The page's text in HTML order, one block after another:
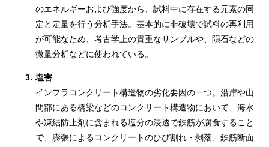
のエネルギーおよび強度から、試料中に存在する元素の同
定と定量を行う分析手法。基本的に非破壊で試料の再利用
が可能なため、考古学上の貴重なサンプルや、隕石などの
微量分析などに使われている。
3. 塩害
インフラコンクリート構造物の劣化要因の一つ。沿岸や山
間部にある橋梁などのコンクリート構造物において、海水
や凍結防止剤に含まれる塩分の浸透で鉄筋が腐食すること
で、膨張によるコンクリートのひび割れ・剥落、鉄筋断面